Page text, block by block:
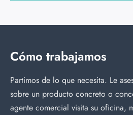
Cómo trabajamos
Partimos de lo que necesita. Le
sobre un producto concreto o
agente comercial visita su oficina,